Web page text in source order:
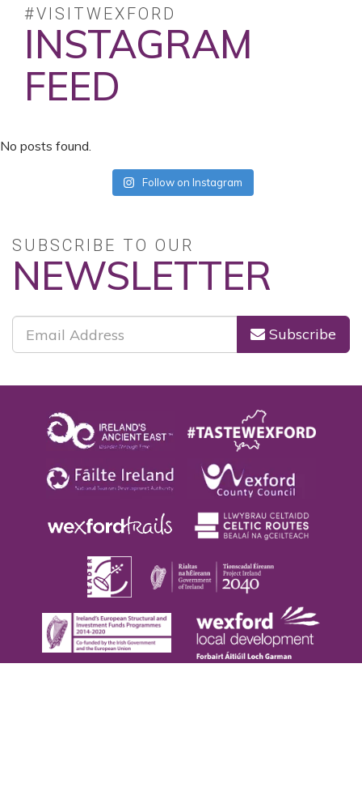
#VISITWEXFORD
INSTAGRAM
FEED
No posts found.
Follow on Instagram
SUBSCRIBE TO OUR
NEWSLETTER
Subscribe